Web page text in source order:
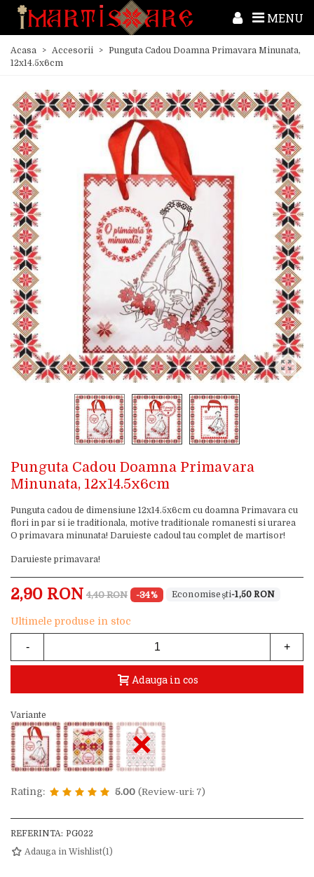
MENU
Acasa > Accesorii > Punguta Cadou Doamna Primavara Minunata,
12x14.5x6cm
Punguta Cadou Doamna Primavara
Minunata, 12x14.5x6cm
Punguta cadou de dimensiune 12x14.5x6cm cu doamna Primavara cu
flori in par si ie traditionala, motive traditionale romanesti si urarea
O primavara minunata! Daruieste cadoul tau complet de martisor!
Daruieste primavara!
2,90 RON 4,40 RON -34% -1,50 RON
Ultimele produse in stoc
- +
Adauga in cos
Variante
×
Rating: 5.00 (Review-uri: 7)
REFERINTA: PG022
Adauga in Wishlist(1)